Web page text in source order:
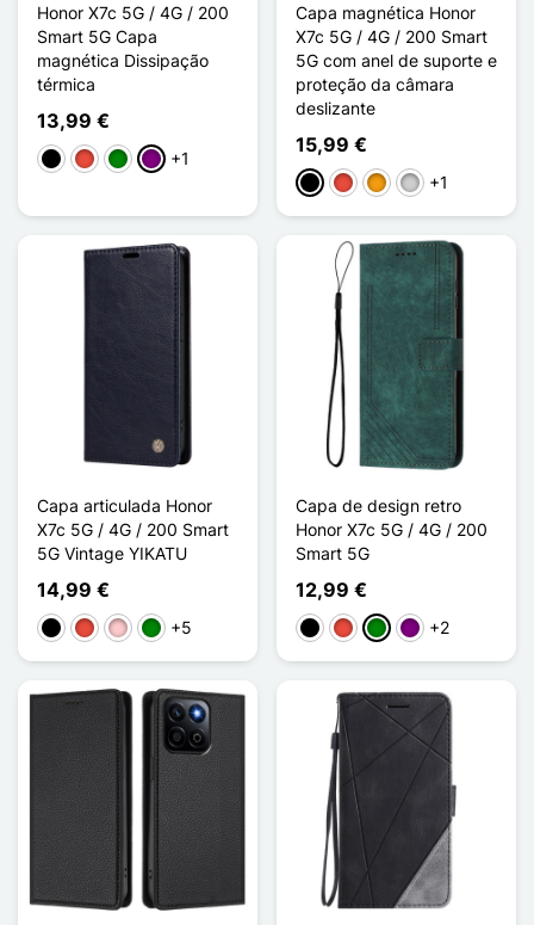
Honor X7c 5G / 4G / 200
Smart 5G Capa
magnética Dissipação
térmica
13,99 €
PretoVermelho
VerdePúrpura
+1
Capa magnética Honor
X7c 5G / 4G / 200 Smart
5G com anel de suporte e
proteção da câmara
deslizante
15,99 €
PretoVermelho
LaranjaPrata
+1
Capa articulada Honor
X7c 5G / 4G / 200 Smart
5G Vintage YIKATU
14,99 €
PretoVermelho
RosaVerde
+5
Capa de design retro
Honor X7c 5G / 4G / 200
Smart 5G
12,99 €
PretoVermelho
VerdePúrpura
+2